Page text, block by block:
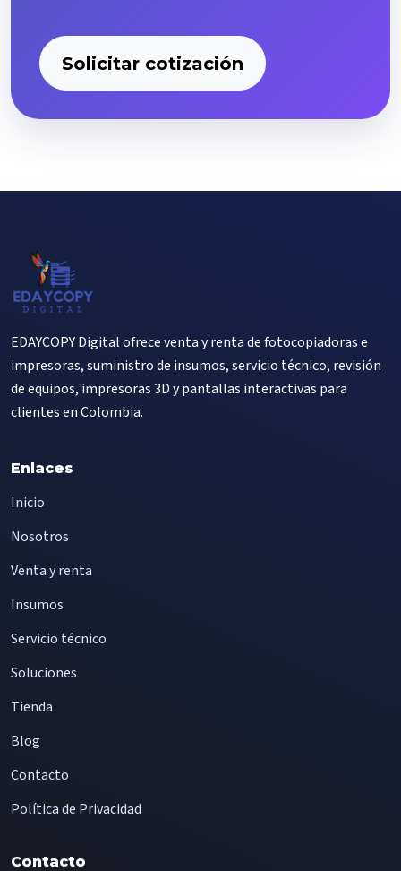
Solicitar cotización
EDAYCOPY Digital ofrece venta y renta de fotocopiadoras e
impresoras, suministro de insumos, servicio técnico, revisión
de equipos, impresoras 3D y pantallas interactivas para
clientes en Colombia.
Enlaces
Inicio
Nosotros
Venta y renta
Insumos
Servicio técnico
Soluciones
Tienda
Blog
Contacto
Política de Privacidad
Contacto